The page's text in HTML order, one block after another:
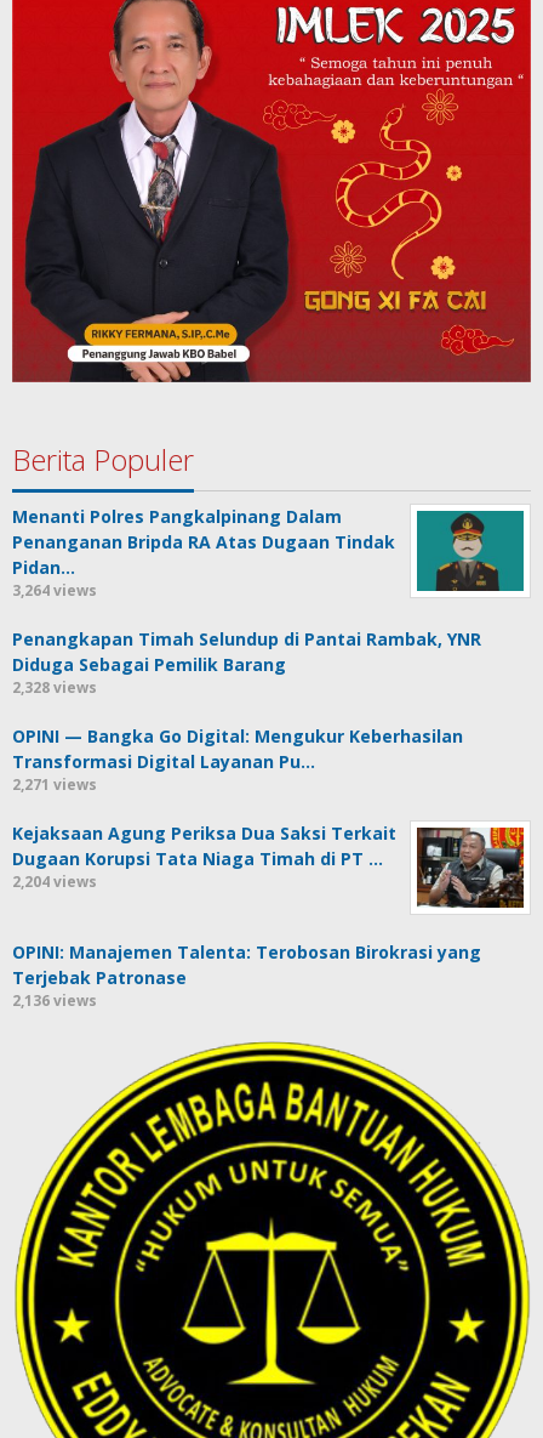
Berita Populer
Menanti Polres Pangkalpinang Dalam
Penanganan Bripda RA Atas Dugaan Tindak
Pidan…
3,264 views
Penangkapan Timah Selundup di Pantai Rambak, YNR
Diduga Sebagai Pemilik Barang
2,328 views
OPINI — Bangka Go Digital: Mengukur Keberhasilan
Transformasi Digital Layanan Pu…
2,271 views
Kejaksaan Agung Periksa Dua Saksi Terkait
Dugaan Korupsi Tata Niaga Timah di PT …
2,204 views
OPINI: Manajemen Talenta: Terobosan Birokrasi yang
Terjebak Patronase
2,136 views